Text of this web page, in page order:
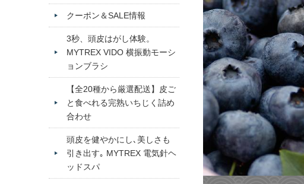
クーポン＆SALE情報
3秒、頭皮はがし体験。
MYTREX VIDO 横振動モーシ
ョンブラシ
【全20種から厳選配送】皮ご
と食べれる完熟いちじく詰め
合わせ
頭皮を健やかにし､美しさも
引き出す｡ MYTREX 電気針ヘ
ッドスパ